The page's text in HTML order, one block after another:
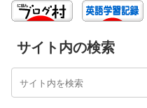
サイト内の検索